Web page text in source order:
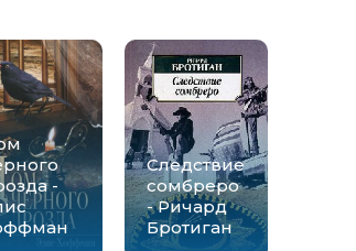
-
Следствие
сомбреро
- Ричард
Бротиган